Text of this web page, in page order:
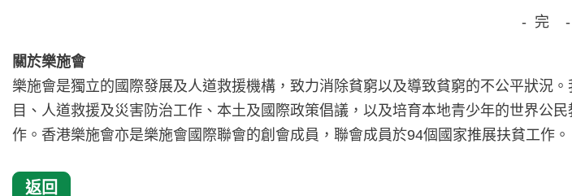
- 完 -
關於樂施會
樂施會是獨立的國際發展及人道救援機構，致力消除貧窮以及導致貧窮的不公平狀況
目、人道救援及災害防治工作、本土及國際政策倡議，以及培育本地青少年的世界公
作。香港樂施會亦是樂施會國際聯會的創會成員，聯會成員於94個國家推展扶貧工作。
返回